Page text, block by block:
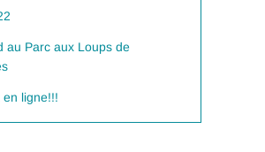
au Parc aux Loups de
en ligne!!!